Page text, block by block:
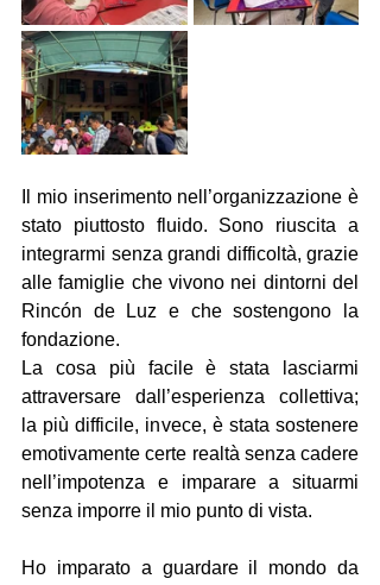
Il mio inserimento nell’organizzazione è
stato piuttosto fluido. Sono riuscita a
integrarmi senza grandi difficoltà, grazie
alle famiglie che vivono nei dintorni del
Rincón de Luz e che sostengono la
fondazione.
La cosa più facile è stata lasciarmi
attraversare dall’esperienza collettiva;
la più difficile, invece, è stata sostenere
emotivamente certe realtà senza cadere
nell’impotenza e imparare a situarmi
senza imporre il mio punto di vista.
Ho imparato a guardare il mondo da